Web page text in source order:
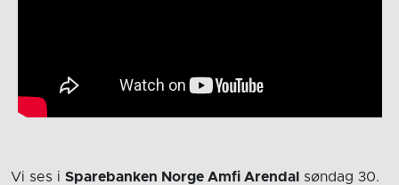
Vi ses i Sparebanken Norge Amfi Arendal
søndag 30.